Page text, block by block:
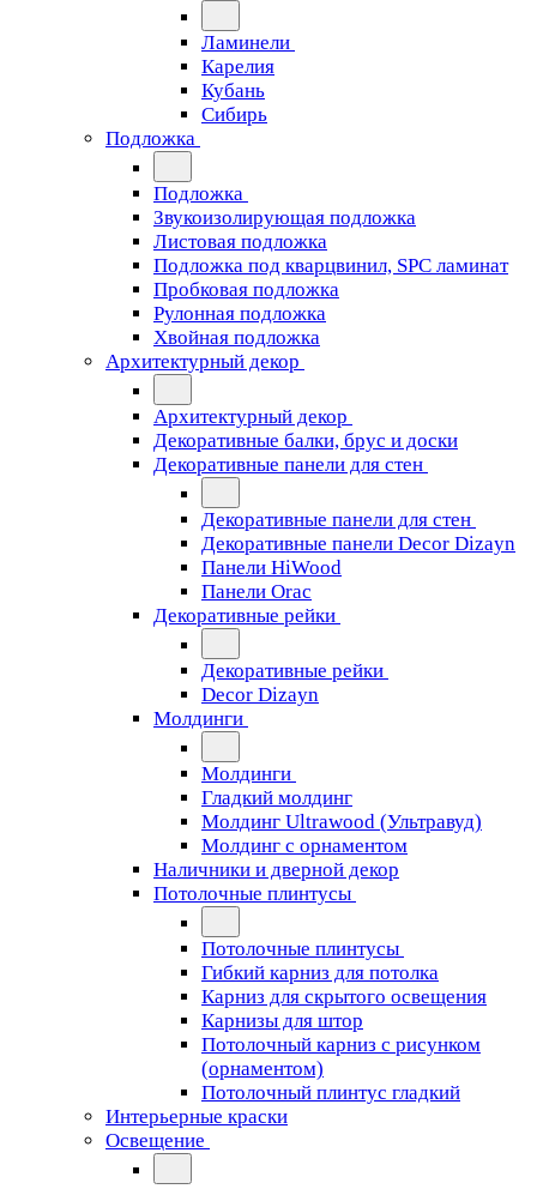
Ламинели
Карелия
Кубань
Сибирь
Подложка
Подложка
Звукоизолирующая подложка
Листовая подложка
Подложка под кварцвинил, SPC ламинат
Пробковая подложка
Рулонная подложка
Хвойная подложка
Архитектурный декор
Архитектурный декор
Декоративные балки, брус и доски
Декоративные панели для стен
Декоративные панели для стен
Декоративные панели Decor Dizayn
Панели HiWood
Панели Orac
Декоративные рейки
Декоративные рейки
Decor Dizayn
Молдинги
Молдинги
Гладкий молдинг
Молдинг Ultrawood (Ультравуд)
Молдинг с орнаментом
Наличники и дверной декор
Потолочные плинтусы
Потолочные плинтусы
Гибкий карниз для потолка
Карниз для скрытого освещения
Карнизы для штор
Потолочный карниз с рисунком
(орнаментом)
Потолочный плинтус гладкий
Интерьерные краски
Освещение